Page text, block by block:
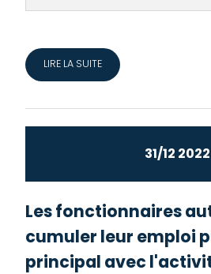
LIRE LA SUITE
31/12 2022
Les fonctionnaires
cumuler leur emploi
principal avec